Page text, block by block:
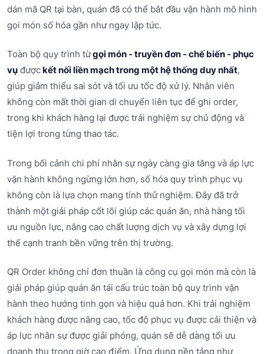
dán mã QR tại bàn, quán đã có thể bắt đầu vận hành mô hình
gọi món số hóa gần như ngay lập tức.
Toàn bộ quy trình từgọi món - truyền đơn - chế biến - phục
vụ được kết nối liền mạch trong một hệ thống duy nhất,
giúp giảm thiểu sai sót và tối ưu tốc độ xử lý. Nhân viên
không còn mất thời gian di chuyển liên tục để ghi order,
trong khi khách hàng lại được trải nghiệm sự chủ động và
tiện lợi trong từng thao tác.
Trong bối cảnh chi phí nhân sự ngày càng gia tăng và áp lực
vận hành không ngừng lớn hơn, số hóa quy trình phục vụ
không còn là lựa chọn mang tính thử nghiệm. Đây đã trở
thành một giải pháp cốt lõi giúp các quán ăn, nhà hàng tối
ưu nguồn lực, nâng cao chất lượng dịch vụ và xây dựng lợi
thế cạnh tranh bền vững trên thị trường.
QR Order không chỉ đơn thuần là công cụ gọi món mà còn là
giải pháp giúp quán ăn tái cấu trúc toàn bộ quy trình vận
hành theo hướng tinh gọn và hiệu quả hơn. Khi trải nghiệm
khách hàng được nâng cao, tốc độ phục vụ được cải thiện và
áp lực nhân sự được giải phóng, quán sẽ dễ dàng tối ưu
doanh thu trong giờ cao điểm. Ứng dụng nền tảng như